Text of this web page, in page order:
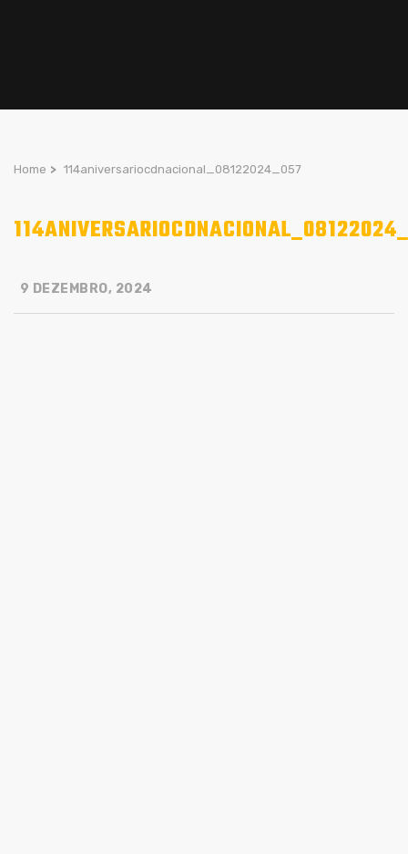
Home > 114aniversariocdnacional_08122024_057
9 DEZEMBRO, 2024